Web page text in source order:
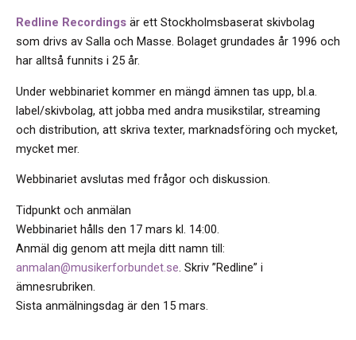
Redline Recordings är ett Stockholmsbaserat skivbolag
som drivs av Salla och Masse. Bolaget grundades år 1996 och
har alltså funnits i 25 år.
Under webbinariet kommer en mängd ämnen tas upp, bl.a.
label/skivbolag, att jobba med andra musikstilar, streaming
och distribution, att skriva texter, marknadsföring och mycket,
mycket mer.
Webbinariet avslutas med frågor och diskussion.
Tidpunkt och anmälan
Webbinariet hålls den 17 mars kl. 14:00.
Anmäl dig genom att mejla ditt namn till:
anmalan@musikerforbundet.se. Skriv ”Redline” i
ämnesrubriken.
Sista anmälningsdag är den 15 mars.